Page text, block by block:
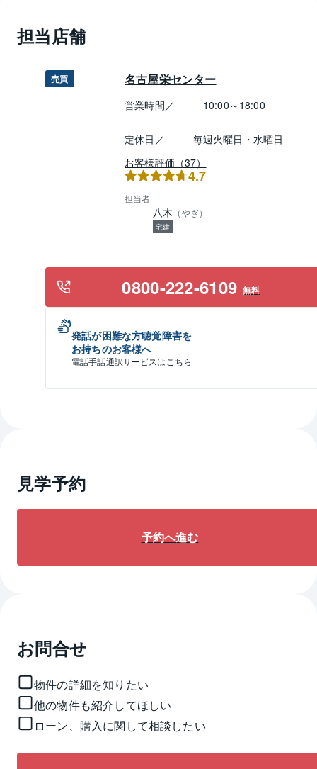
担当店舗
売買 名古屋栄センター
営業時間／ 10:00～18:00
定休日／
毎週火曜日・水曜日
お客様評価（37）
4.7
担当者
八木 （やぎ）
宅建
0800-222-6109 無料
発話が困難な方聴覚障害を
お持ちのお客様へ
電話手話通訳サービスは こちら
見学予約
予約へ進む
お問合せ
物件の詳細を知りたい
他の物件も紹介してほしい
ローン、購入に関して相談したい